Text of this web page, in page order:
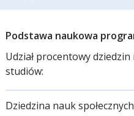
Podstawa naukowa
Udział procentowy
studiów:
Dziedzina nauk społecznych